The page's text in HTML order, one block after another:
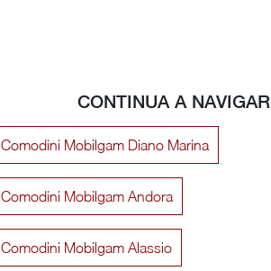
CONTINUA A
Comodini Mobilgam Diano Marina
Comodini Mobilgam Andora
Comodini Mobilgam Alassio